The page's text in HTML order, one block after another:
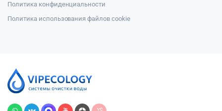
Политика конфиденциальности
Политика использования файлов cookie